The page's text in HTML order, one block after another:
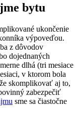
bytu
ukončenie
výpoveďou.
z dôvodov
dojednaných
dlhá (tri mesiace
v ktorom bola
skomplikovať aj to,
zabezpečiť
sme sa čiastočne